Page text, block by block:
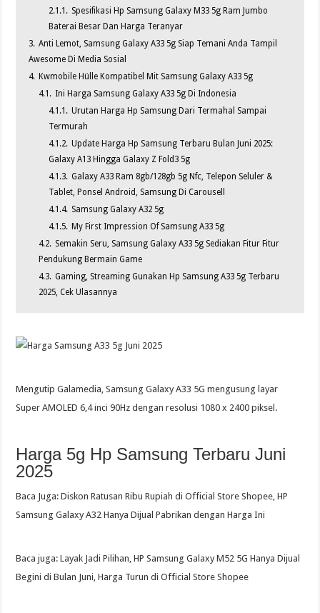
2.1.1. Spesifikasi Hp Samsung Galaxy M33 5g Ram Jumbo
Baterai Besar Dan Harga Teranyar
3. Anti Lemot, Samsung Galaxy A33 5g Siap Temani Anda Tampil
Awesome Di Media Sosial
4. Kwmobile Hülle Kompatibel Mit Samsung Galaxy A33 5g
4.1. Ini Harga Samsung Galaxy A33 5g Di Indonesia
4.1.1. Urutan Harga Hp Samsung Dari Termahal Sampai
Termurah
4.1.2. Update Harga Hp Samsung Terbaru Bulan Juni 2025:
Galaxy A13 Hingga Galaxy Z Fold3 5g
4.1.3. Galaxy A33 Ram 8gb/128gb 5g Nfc, Telepon Seluler &
Tablet, Ponsel Android, Samsung Di Carousell
4.1.4. Samsung Galaxy A32 5g
4.1.5. My First Impression Of Samsung A33 5g
4.2. Semakin Seru, Samsung Galaxy A33 5g Sediakan Fitur Fitur
Pendukung Bermain Game
4.3. Gaming, Streaming Gunakan Hp Samsung A33 5g Terbaru
2025, Cek Ulasannya
Mengutip Galamedia, Samsung Galaxy A33 5G mengusung layar
Super AMOLED 6,4 inci 90Hz dengan resolusi 1080 x 2400 piksel.
Harga 5g Hp Samsung Terbaru Juni
2025
Baca Juga: Diskon Ratusan Ribu Rupiah di Official Store Shopee, HP
Samsung Galaxy A32 Hanya Dijual Pabrikan dengan Harga Ini
Baca juga: Layak Jadi Pilihan, HP Samsung Galaxy M52 5G Hanya Dijual
Begini di Bulan Juni, Harga Turun di Official Store Shopee